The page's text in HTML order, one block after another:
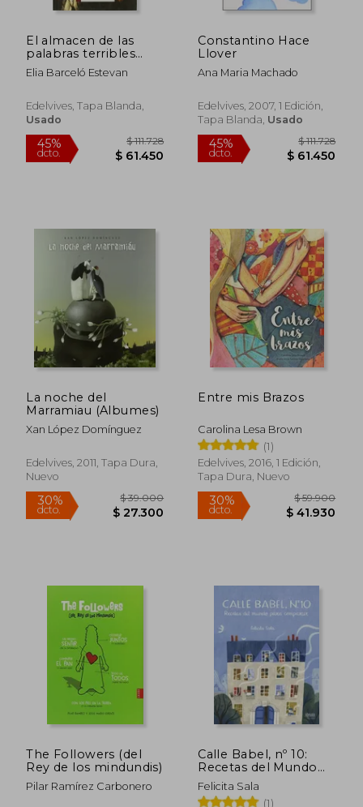
30% $ 249.900 30%
dcto. $
45%
dcto.
45%
dcto.
El almacen de las
palabras terribles
(Alandar)
Elia Barceló Estevan
Edelvives, Tapa Blanda,
Usado
Constantino Hace
Llover
Ana Maria Machado
Edelvives, 2007, 1 Edición,
Tapa Blanda, Usado
La noche del
Marramiau (Albumes)
Xan López Domínguez
Edelvives, 2011, Tapa Dura,
Nuevo
Entre mis Brazos
Carolina Lesa Brown
(1)
Edelvives, 2016, 1 Edición,
Tapa Dura, Nuevo
The Followers (del
Rey de los mindundis)
Pilar Ramírez Carbonero
Calle Babel, nº 10:
Recetas del Mundo
Para Compartir
Felicita Sala
(1)